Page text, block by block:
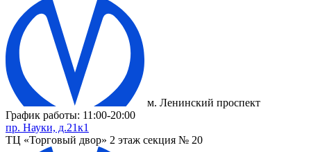
м. Ленинский проспект
График работы: 11:00-20:00
пр. Науки, д.21к1
ТЦ «Торговый двор» 2 этаж секция № 20